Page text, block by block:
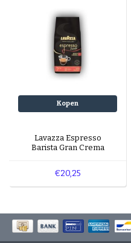
Kopen
Lavazza Espresso
Barista Gran Crema
€20,25